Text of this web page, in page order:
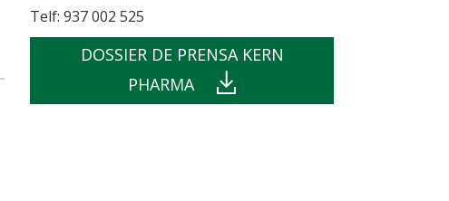
Telf: 937 002 525
DOSSIER DE PRENSA KERN
PHARMA